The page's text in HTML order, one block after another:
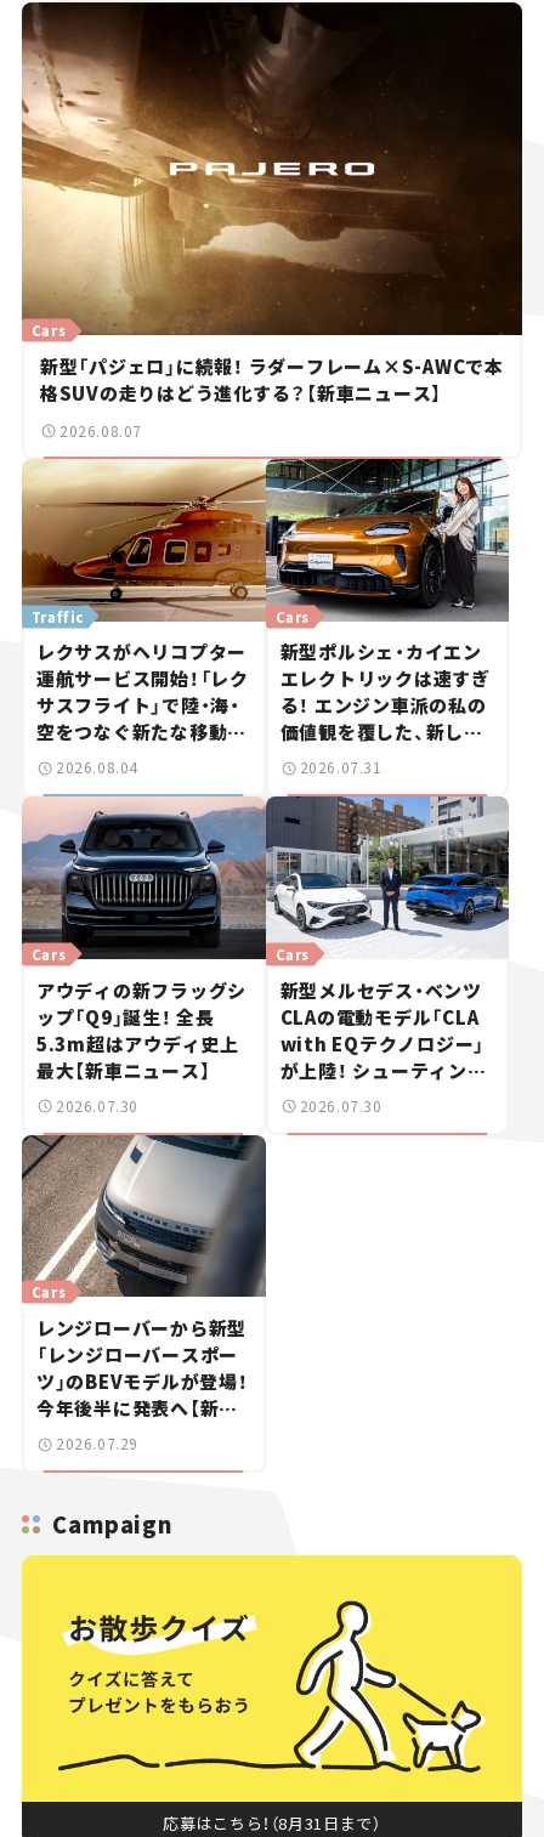
Cars
新型「パジェロ」に続報！ ラダーフレーム×S-AWCで本
格SUVの走りはどう進化する？【新車ニュース】
2026.08.07
Traffic
レクサスがヘリコプター
運航サービス開始！「レク
サスフライト」で陸・海・
空をつなぐ新たな移動体
験とは
2026.08.04
Cars
新型ポルシェ・カイエン
エレクトリックは速すぎ
る！ エンジン車派の私の
価値観を覆した、新しい
ポルシェの走り。
2026.07.31
Cars
アウディの新フラッグシ
ップ「Q9」誕生！ 全長
5.3m超はアウディ史上
最大【新車ニュース】
2026.07.30
Cars
新型メルセデス・ベンツ
CLAの電動モデル「CLA
with EQテクノロジー」
が上陸！ シューティング
ブレークも発売【新車ニ
2026.07.30
Cars
レンジローバーから新型
「レンジローバースポー
ツ」のBEVモデルが登場！
今年後半に発表へ【新車
ニュース】
2026.07.29
Campaign
応募はこちら！（8月31日まで）